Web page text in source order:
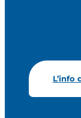
L’info